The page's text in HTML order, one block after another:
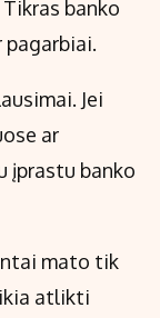
banko
Jei
ar
įprastu banko
mato tik
atlikti